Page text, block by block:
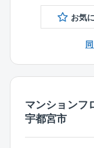
〇居住者対応
〇緊急対応 など
くると10～15棟
【同ポジション
す！〉
19時以降の残業
会が夜行われる
期的に就業をで
お気
マンションフ
宇都宮市